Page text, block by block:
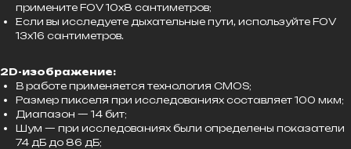
примените FOV 10x8 сантиметров;
Если вы исследуете дыхательные пути, используйте FOV
13x16 сантиметров.
2D-изображение:
В работе применяется технология CMOS;
Размер пикселя при исследованиях составляет 100 мкм;
Диапазон — 14 бит;
Шум — при исследованиях были определены показатели
74 дБ до 86 дБ;